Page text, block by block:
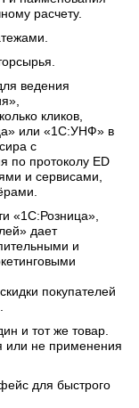
расчету.
ведения
кликов,
или «1С:УНФ» в
с
по протоколу ED
и сервисами,
«1С:Розница»,
дает
и
покупателей
и тот же товар.
или не применения
для быстрого